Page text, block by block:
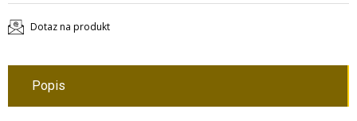
Dotaz na produkt
Popis